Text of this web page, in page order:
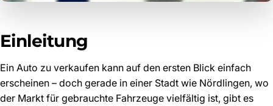
Einleitung
Ein Auto zu verkaufen kann auf den ersten Blick einfach
erscheinen – doch gerade in einer Stadt wie Nördlingen, wo
der Markt für gebrauchte Fahrzeuge vielfältig ist, gibt es